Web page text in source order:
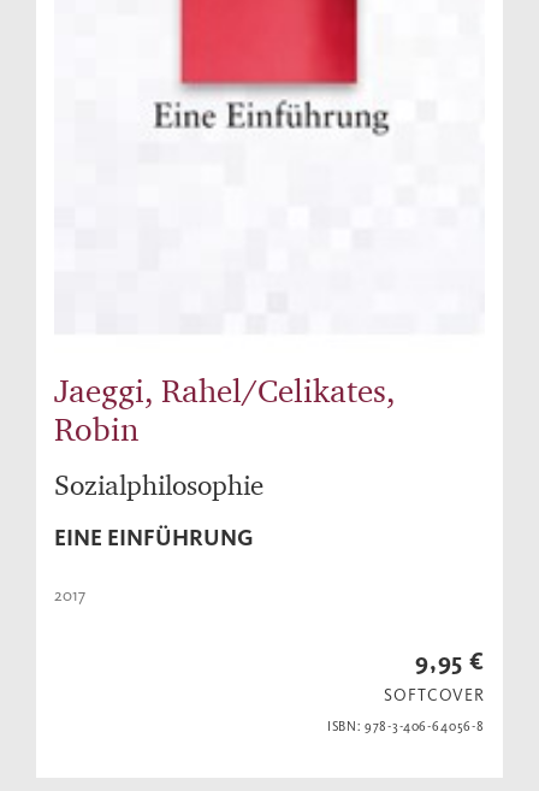
Jaeggi, Rahel/Celikates,
Robin
Sozialphilosophie
EINE EINFÜHRUNG
2017
9,95 €
SOFTCOVER
ISBN: 978-3-406-64056-8